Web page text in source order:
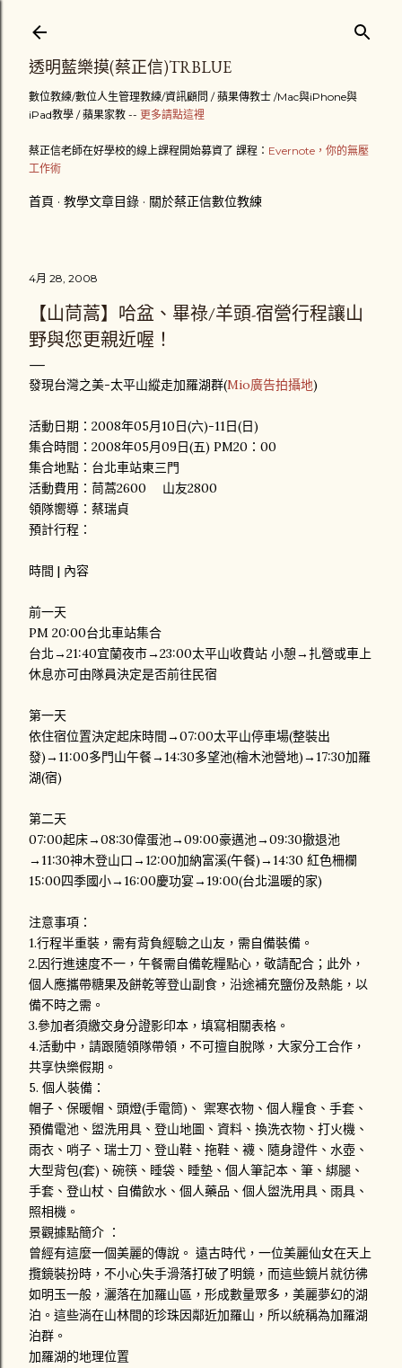
透明藍樂摸(蔡正信)TRBLUE
數位教練/數位人生管理教練/資訊顧問 / 蘋果傳教士 /Mac與iPhone與
iPad教學 / 蘋果家教 -- 更多請點這裡
蔡正信老師在好學校的線上課程開始募資了 課程： Evernote，你的無壓
工作術
首頁 教學文章目錄 關於蔡正信數位教練
4月 28, 2008
【山茼蒿】哈盆、畢祿/羊頭-宿營行程讓山
野與您更親近喔！
發現台灣之美-太平山縱走加羅湖群(Mio廣告拍攝地)
活動日期：2008年05月10日(六)-11日(日)
集合時間：2008年05月09日(五) PM20：00
集合地點：台北車站東三門
活動費用：茼蒿2600 山友2800
領隊嚮導：蔡瑞貞
預計行程：
時間 | 內容
前一天
PM 20:00台北車站集合
台北→21:40宜蘭夜市→23:00太平山收費站 小憩→扎營或車上
休息亦可由隊員決定是否前往民宿
第一天
依住宿位置決定起床時間→07:00太平山停車場(整裝出
發)→11:00多門山午餐→14:30多望池(檜木池營地)→17:30加羅
湖(宿)
第二天
07:00起床→08:30偉蛋池→09:00豪邁池→09:30撤退池
→11:30神木登山口→12:00加納富溪(午餐)→14:30 紅色柵欄
15:00四季國小→16:00慶功宴→19:00(台北溫暖的家)
注意事項：
1.行程半重裝，需有背負經驗之山友，需自備裝備。
2.因行進速度不一，午餐需自備乾糧點心，敬請配合；此外，
個人應攜帶糖果及餅乾等登山副食，沿途補充鹽份及熱能，以
備不時之需。
3.參加者須繳交身分證影印本，填寫相關表格。
4.活動中，請跟隨領隊帶領，不可擅自脫隊，大家分工合作，
共享快樂假期。
5. 個人裝備：
帽子、保暖帽、頭燈(手電筒)、 禦寒衣物、個人糧食、手套、
預備電池、盥洗用具、登山地圖、資料、換洗衣物、打火機、
雨衣、哨子、瑞士刀、登山鞋、拖鞋、襪、隨身證件、水壺、
大型背包(套)、碗筷、睡袋、睡墊、個人筆記本、筆、綁腿、
手套、登山杖、自備飲水、個人藥品、個人盥洗用具、雨具、
照相機。
景觀據點簡介 ：
曾經有這麼一個美麗的傳說。 遠古時代，一位美麗仙女在天上
攬鏡裝扮時，不小心失手滑落打破了明鏡，而這些鏡片就彷彿
如明玉一般，灑落在加羅山區，形成數量眾多，美麗夢幻的湖
泊。這些淌在山林間的珍珠因鄰近加羅山，所以統稱為加羅湖
泊群。
加羅湖的地理位置